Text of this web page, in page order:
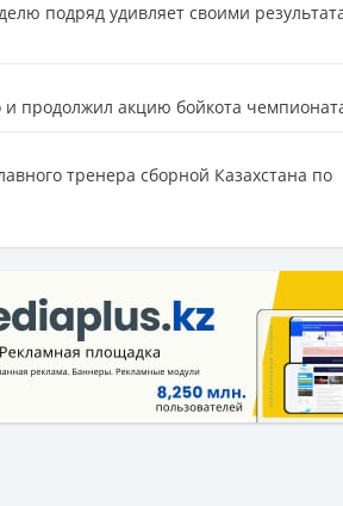
подряд удивляет своими
продолжил акцию бойкота
тренера сборной Казахстана по